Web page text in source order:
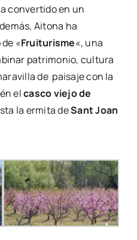
convertido en un
Aitona ha
«Fruiturisme«, una
patrimonio, cultura
de paisaje con la
elcasco viejo de
la ermita deSant Joan